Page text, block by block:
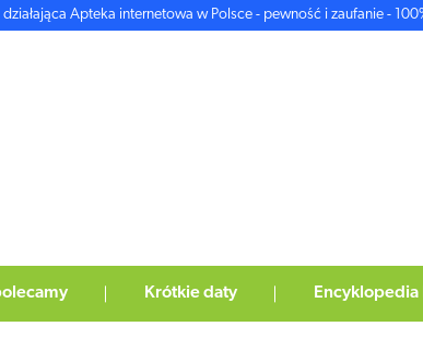
działająca Apteka internetowa w Polsce - pewność i zaufanie -
Krótkie daty